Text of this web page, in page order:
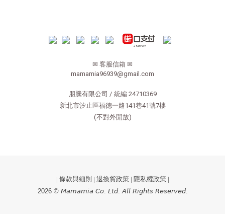
✉ 客服信箱 ✉
mamamia96939@gmail.com
朋騰有限公司 / 統編 24710369
新北市汐止區福德一路141巷41號7樓
(不對外開放)
| 條款與細則 | 退換貨政策| 隱私權政策|
2026 © 𝘔𝘢𝘮𝘢𝘮𝘪𝘢 𝘊𝘰. 𝘓𝘵𝘥. 𝘈𝘭𝘭 𝘙𝘪𝘨𝘩𝘵𝘴 𝘙𝘦𝘴𝘦𝘳𝘷𝘦𝘥.